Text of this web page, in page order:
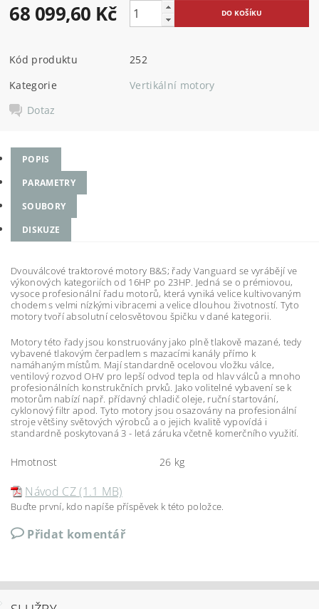
68 099,60 Kč
Kód produktu
252
Kategorie
Vertikální motory
Dotaz
POPIS
PARAMETRY
SOUBORY
DISKUZE
Dvouválcové traktorové motory B&S; řady Vanguard se vyrábějí ve
výkonových kategoriích od 16HP po 23HP. Jedná se o prémiovou,
vysoce profesionální řadu motorů, která vyniká velice kultivovaným
chodem s velmi nízkými vibracemi a velice dlouhou životností. Tyto
motory tvoří absolutní celosvětovou špičku v dané kategorii.
Motory této řady jsou konstruovány jako plně tlakově mazané, tedy
vybavené tlakovým čerpadlem s mazacími kanály přímo k
namáhaným místům. Mají standardně ocelovou vložku válce,
ventilový rozvod OHV pro lepší odvod tepla od hlav válců a mnoho
profesionálních konstrukčních prvků. Jako volitelné vybavení se k
motorům nabízí např. přídavný chladič oleje, ruční startování,
cyklonový filtr apod. Tyto motory jsou osazovány na profesionální
stroje většiny světových výrobců a o jejich kvalitě vypovídá i
standardně poskytovaná 3 - letá záruka včetně komerčního využití.
Hmotnost 26 kg
Návod CZ (1.1 MB)
Buďte první, kdo napíše příspěvek k této položce.
Přidat komentář